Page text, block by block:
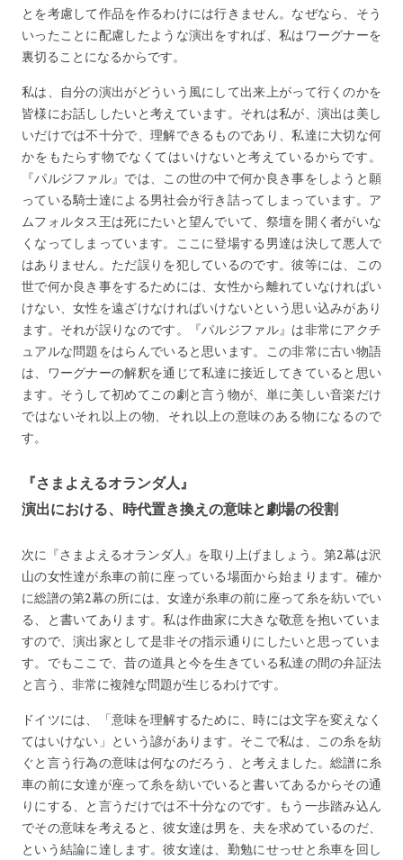
とを考慮して作品を作るわけには行きません。なぜなら、そう
いったことに配慮したような演出をすれば、私はワーグナーを
裏切ることになるからです。
私は、自分の演出がどういう風にして出来上がって行くのかを
皆様にお話ししたいと考えています。それは私が、演出は美し
いだけでは不十分で、理解できるものであり、私達に大切な何
かをもたらす物でなくてはいけないと考えているからです。
『パルジファル』では、この世の中で何か良き事をしようと願
っている騎士達による男社会が行き詰ってしまっています。ア
ムフォルタス王は死にたいと望んでいて、祭壇を開く者がいな
くなってしまっています。ここに登場する男達は決して悪人で
はありません。ただ誤りを犯しているのです。彼等には、この
世で何か良き事をするためには、女性から離れていなければい
けない、女性を遠ざけなければいけないという思い込みがあり
ます。それが誤りなのです。『パルジファル』は非常にアクチ
ュアルな問題をはらんでいると思います。この非常に古い物語
は、ワーグナーの解釈を通じて私達に接近してきていると思い
ます。そうして初めてこの劇と言う物が、単に美しい音楽だけ
ではないそれ以上の物、それ以上の意味のある物になるので
す。
『さまよえるオランダ人』
演出における、時代置き換えの意味と劇場の役割
次に『さまよえるオランダ人』を取り上げましょう。第2幕は沢
山の女性達が糸車の前に座っている場面から始まります。確か
に総譜の第2幕の所には、女達が糸車の前に座って糸を紡いでい
る、と書いてあります。私は作曲家に大きな敬意を抱いていま
すので、演出家として是非その指示通りにしたいと思っていま
す。でもここで、昔の道具と今を生きている私達の間の弁証法
と言う、非常に複雑な問題が生じるわけです。
ドイツには、「意味を理解するために、時には文字を変えなく
てはいけない」という諺があります。そこで私は、この糸を紡
ぐと言う行為の意味は何なのだろう、と考えました。総譜に糸
車の前に女達が座って糸を紡いでいると書いてあるからその通
りにする、と言うだけでは不十分なのです。もう一歩踏み込ん
でその意味を考えると、彼女達は男を、夫を求めているのだ、
という結論に達します。彼女達は、勤勉にせっせと糸車を回し